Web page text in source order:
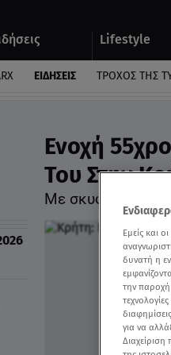
Lifestyle
ΕΙΔΉΣΕΙΣ ΤΡΟΧΌΣ ΤΗΣ
Ενοχή
Του Στην
Με σκυφτό
Εμείς και οι
δυνατή η
την
για να